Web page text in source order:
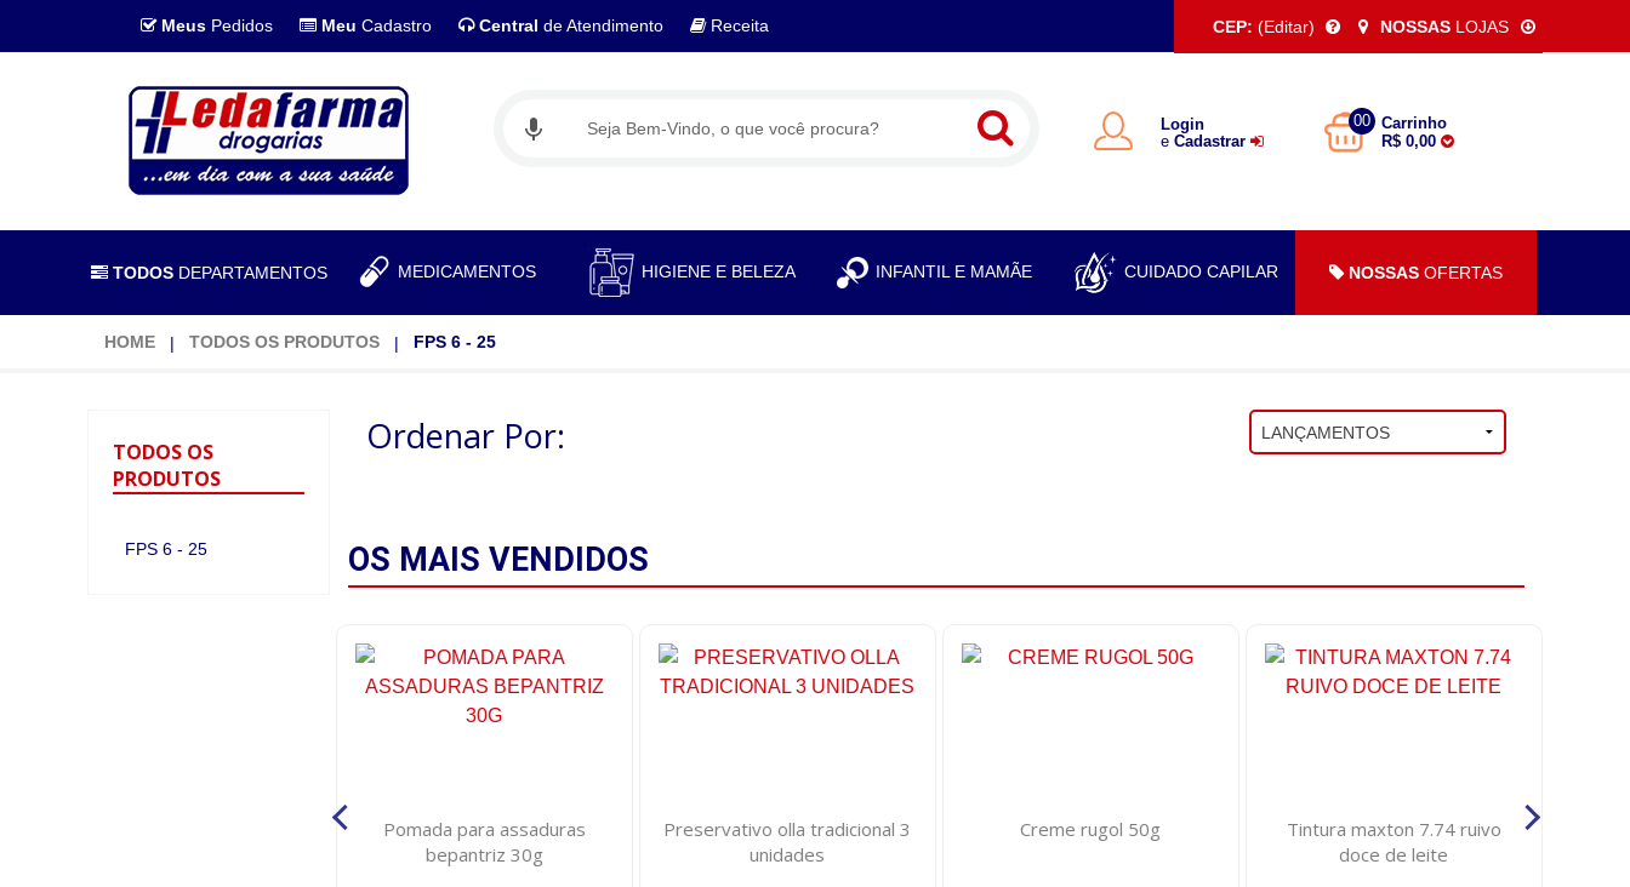
Meus Pedidos Meu Cadastro Central de Atendimento Receita CEP: (Editar) NOSSAS LOJAS
Login
e Cadastrar
00
Carrinho
R$ 0,00
TODOS DEPARTAMENTOS MEDICAMENTOS HIGIENE E BELEZA INFANTIL E MAMÃE CUIDADO CAPILAR NOSSAS OFERTAS
HOME TODOS OS PRODUTOS FPS 6 - 25
TODOS OS
PRODUTOS
FPS 6 - 25
Ordenar Por:
OS MAIS VENDIDOS
Pomada para assaduras
bepantriz 30g
Preservativo olla tradicional 3
unidades
Creme rugol 50g
Tintura maxton 7.74 ruivo
doce de leite